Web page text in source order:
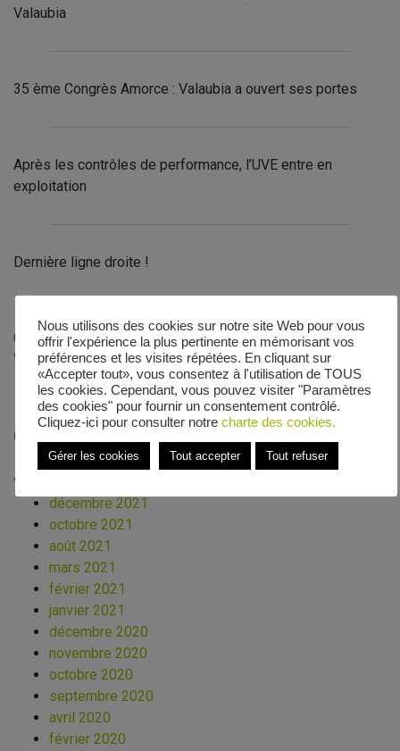
Valaubia
35 ème Congrès Amorce : Valaubia a ouvert ses portes
Après les contrôles de performance, l’UVE entre en
exploitation
Dernière ligne droite !
Contrôles réussis pour le groupe turboalternateur et le
Vapolab
Commentaires récents
Archives
décembre 2021
octobre 2021
août 2021
mars 2021
février 2021
janvier 2021
décembre 2020
novembre 2020
octobre 2020
septembre 2020
avril 2020
février 2020
Nous utilisons des cookies sur notre site Web pour vous
offrir l'expérience la plus pertinente en mémorisant vos
préférences et les visites répétées. En cliquant sur
«Accepter tout», vous consentez à l'utilisation de TOUS
les cookies. Cependant, vous pouvez visiter "Paramètres
des cookies" pour fournir un consentement contrôlé.
Cliquez-ici pour consulter notre charte des cookies.
Gérer les cookies Tout accepter Tout refuser